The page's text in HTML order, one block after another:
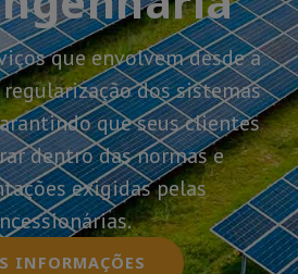
que envolvem desde a
dos sistemas
que seus clientes
dentro das normas e
exigidas pelas
INFORMAÇÕES